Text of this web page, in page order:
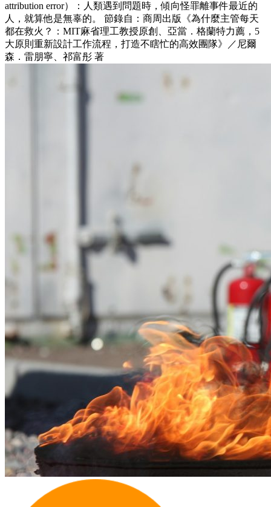
attribution error）：人類遇到問題時，傾向怪罪離事件最近的
人，就算他是無辜的。 節錄自：商周出版《為什麼主管每天
都在救火？：MIT麻省理工教授原創、亞當．格蘭特力薦，5
大原則重新設計工作流程，打造不瞎忙的高效團隊》／尼爾
森．雷朋寧、祁富彤 著